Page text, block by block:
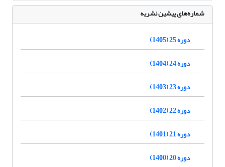
شماره‌های پیشین نشریه
دوره 25 (1405)
دوره 24 (1404)
دوره 23 (1403)
دوره 22 (1402)
دوره 21 (1401)
دوره 20 (1400)